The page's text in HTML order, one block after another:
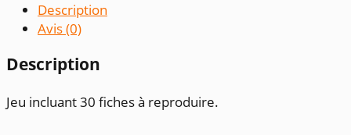
Description
Avis (0)
Description
Jeu incluant 30 fiches à reproduire.